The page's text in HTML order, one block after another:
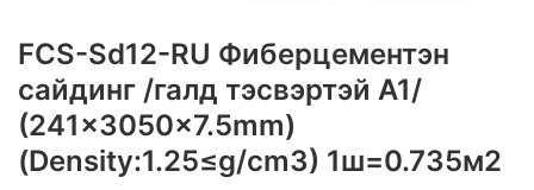
FCS-Sd12-RU Фиберцементэн
сайдинг /галд тэсвэртэй A1/
(241x3050x7.5mm)
(Density:1.25≤g/cm3) 1ш=0.735м2